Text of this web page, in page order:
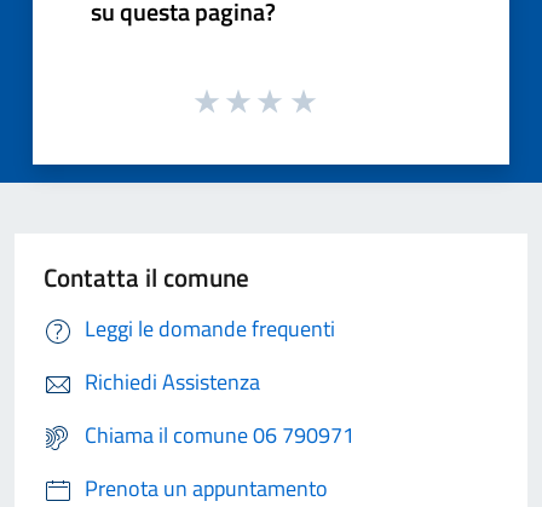
su questa pagina?
Contatta il comune
Leggi le domande frequenti
Richiedi Assistenza
Chiama il comune 06 790971
Prenota un appuntamento